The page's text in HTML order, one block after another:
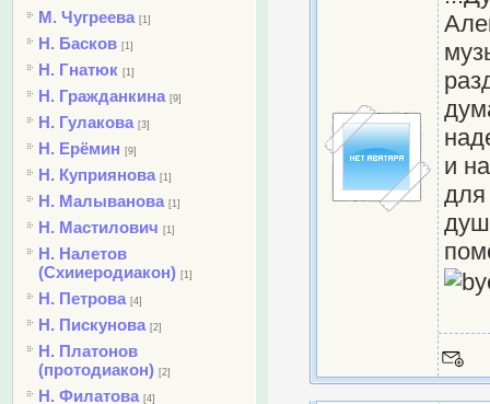
М. Чугреева [1]
Н. Басков [1]
Н. Гнатюк [1]
Н. Гражданкина [9]
Н. Гулакова [3]
Н. Ерёмин [9]
Н. Куприянова [1]
Н. Малыванова [1]
Н. Мастилович [1]
Н. Налетов
(Схииеродиакон) [1]
Н. Петрова [4]
Н. Пискунова [2]
Н. Платонов
(протодиакон) [2]
Н. Филатова [4]
и
для